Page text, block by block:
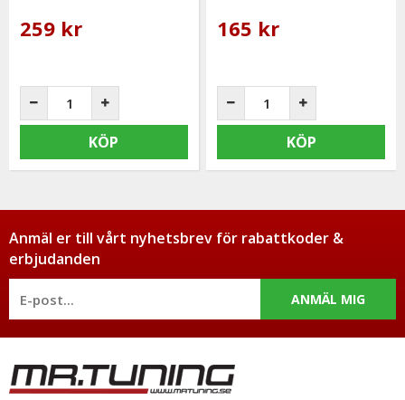
259 kr
KÖP
165 kr
KÖP
Anmäl er till vårt nyhetsbrev för rabattkoder &
erbjudanden
ANMÄL MIG